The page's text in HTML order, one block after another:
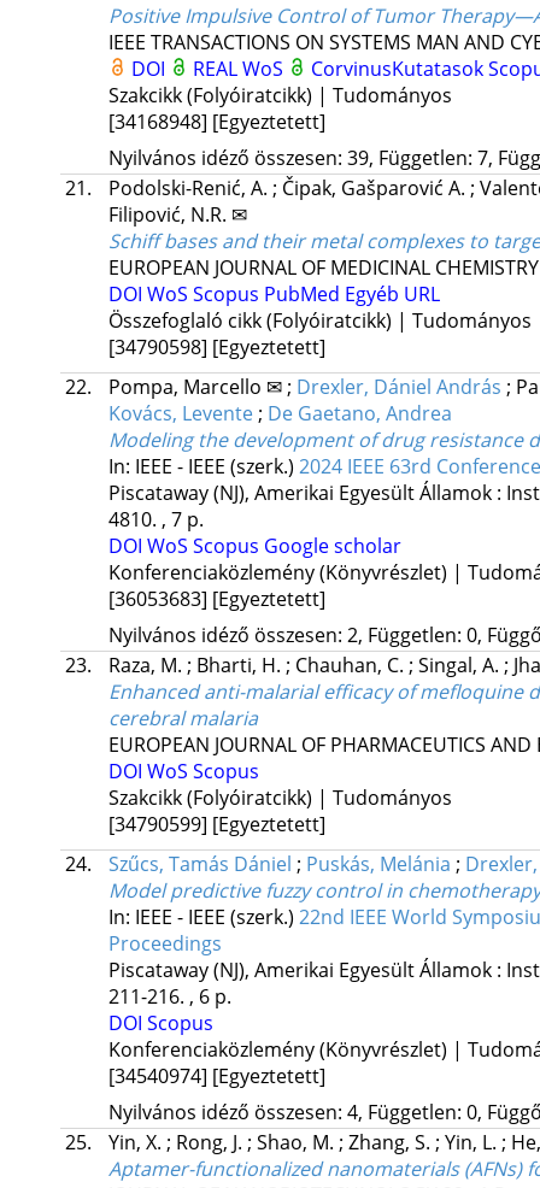
Positive Impulsive Control of Tumor
IEEE TRANSACTIONS ON SYSTEMS MAN AND
DOI
REALWoS CorvinusKutatasok
Szakcikk (Folyóiratcikk) | Tudományos
[34168948] [Egyeztetett]
Nyilvános idéző összesen: 39, Független: 7,
21.
Podolski-Renić, A. ; Čipak, Gašparović A. ;
Filipović, N.R. ✉
Schiff bases and their metal complexes to
EUROPEAN JOURNAL OF MEDICINAL CHEMISTRY
DOI WoS Scopus PubMed Egyéb URL
Összefoglaló cikk (Folyóiratcikk) | Tudományos
[34790598] [Egyeztetett]
22.
Pompa, Marcello ✉ ; Drexler, Dániel András ;
Kovács, Levente ; De Gaetano, Andrea
Modeling the development of drug resistance
In: IEEE - IEEE (szerk.) 2024 IEEE 63rd
Piscataway (NJ), Amerikai Egyesült Államok :
4810. , 7 p.
DOI WoS Scopus Google scholar
Konferenciaközlemény (Könyvrészlet) |
[36053683] [Egyeztetett]
Nyilvános idéző összesen: 2, Független: 0,
23.
Raza, M. ; Bharti, H. ; Chauhan, C. ; Singal, A. ;
Enhanced anti-malarial efficacy of
cerebral malaria
EUROPEAN JOURNAL OF PHARMACEUTICS
DOI WoS Scopus
Szakcikk (Folyóiratcikk) | Tudományos
[34790599] [Egyeztetett]
24.
Szűcs, Tamás Dániel ; Puskás, Melánia ;
Model predictive fuzzy control in
In: IEEE - IEEE (szerk.) 22nd IEEE World
Proceedings
Piscataway (NJ), Amerikai Egyesült Államok :
211-216. , 6 p.
DOI Scopus
Konferenciaközlemény (Könyvrészlet) |
[34540974] [Egyeztetett]
Nyilvános idéző összesen: 4, Független: 0,
25.
Yin, X. ; Rong, J. ; Shao, M. ; Zhang, S. ; Yin, L. ;
Aptamer-functionalized nanomaterials